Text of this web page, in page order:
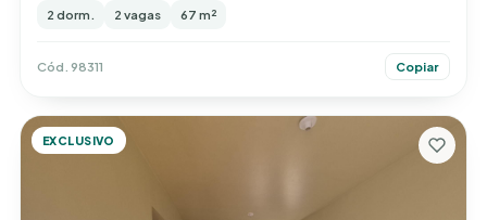
2 dorm. 2 vagas 67 m²
Cód. 98311 Copiar
EXCLUSIVO